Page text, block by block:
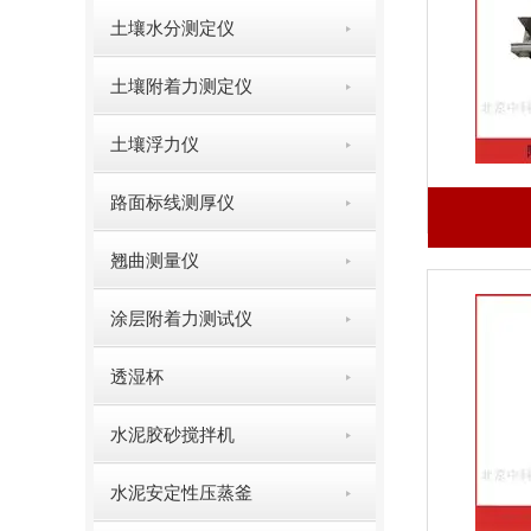
土壤水分测定仪
土壤附着力测定仪
土壤浮力仪
路面标线测厚仪
翘曲测量仪
涂层附着力测试仪
透湿杯
水泥胶砂搅拌机
水泥安定性压蒸釜